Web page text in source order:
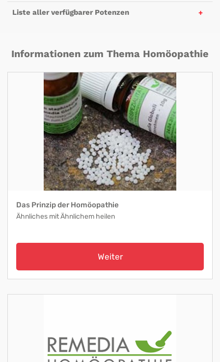
Liste aller verfügbarer Potenzen
Informationen zum Thema Homöopathie
Das Prinzip der Homöopathie
Ähnliches mit Ähnlichem heilen
Weiter